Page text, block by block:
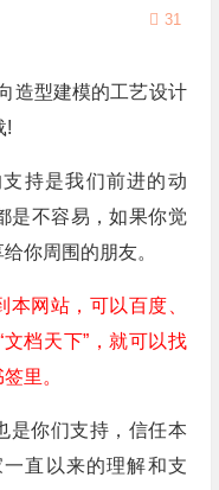
31
造型建模的工艺设计
!
持是我们前进的动
是不容易，如果你觉
你周围的朋友。
网站，可以百度、
档天下”，就可以找
里。
是你们支持，信任本
直以来的理解和支